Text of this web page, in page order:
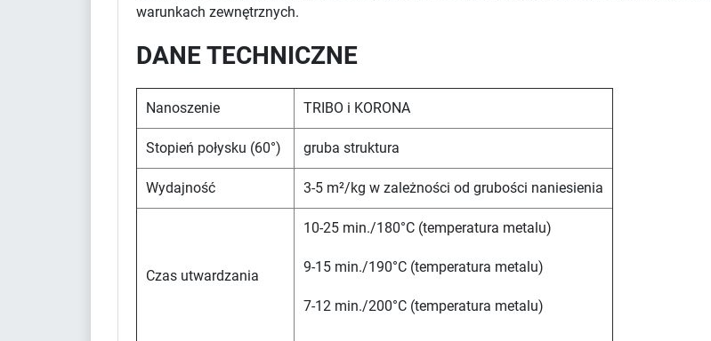
warunkach zewnętrznych.
DANE TECHNICZNE
Nanoszenie TRIBO i KORONA
Stopień połysku (60°) gruba struktura
Wydajność 3-5 m²/kg w zależności od grubości naniesienia
Czas utwardzania
10-25 min./180°C (temperatura metalu)
9-15 min./190°C (temperatura metalu)
7-12 min./200°C (temperatura metalu)